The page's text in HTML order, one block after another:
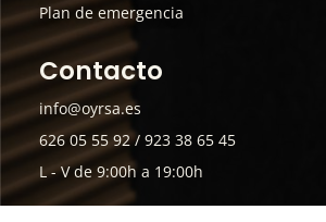
Plan de emergencia
Contacto
info@oyrsa.es
626 05 55 92 / 923 38 65 45
L - V de 9:00h a 19:00h